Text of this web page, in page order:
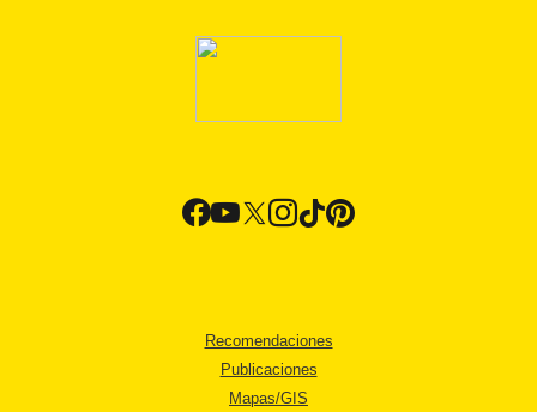
Recomendaciones
Publicaciones
Mapas/GIS